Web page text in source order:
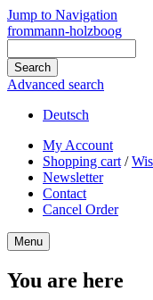
Jump to Navigation
frommann-holzboog
Advanced search
Deutsch
My Account
Shopping cart /
Newsletter
Contact
Cancel Order
Menu
You are here